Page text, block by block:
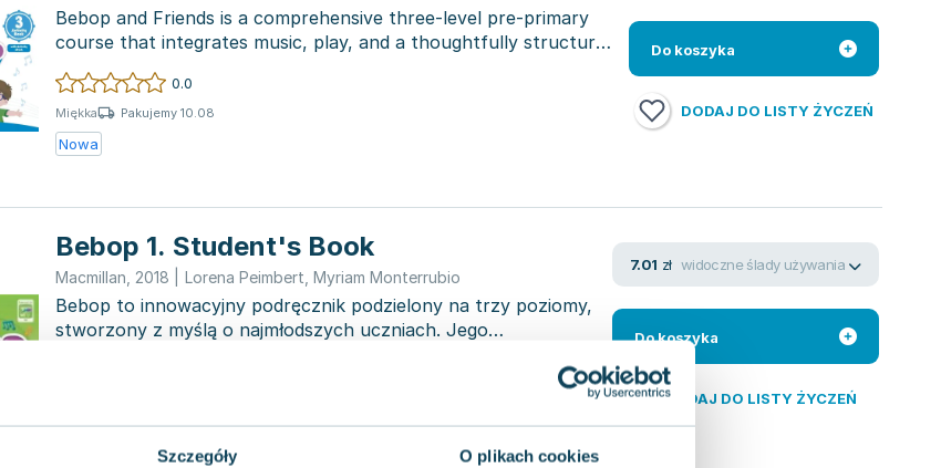
Szczegóły O plikach cookies
Bebop and Friends is a comprehensive three-level pre-primary
course that integrates music, play, and a thoughtfully structured
lan...
0.0
Miękka Pakujemy 10.08
Nowa
Do koszyka
DODAJ DO LISTY ŻYCZEŃ
Bebop 1. Student's Book
Macmillan 2018 Lorena Peimbert Myriam Monterrubio
Bebop to innowacyjny podręcznik podzielony na trzy poziomy,
stworzony z myślą o najmłodszych uczniach. Jego
Używana Wyprzedaż
7.01 zł widoczne ślady używania
Do koszyka
DODAJ DO LISTY ŻYCZEŃ